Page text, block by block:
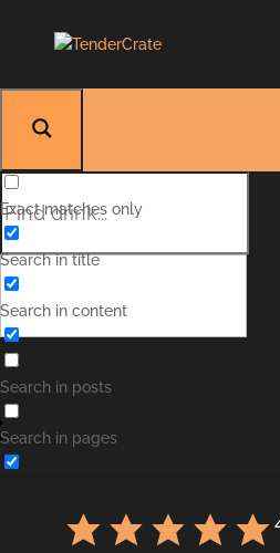
Exact matches only
Search in title
Search in content
Search in posts
Search in pages
Blue